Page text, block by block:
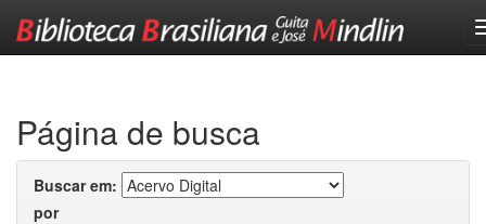
Página de busca
Buscar em:
por